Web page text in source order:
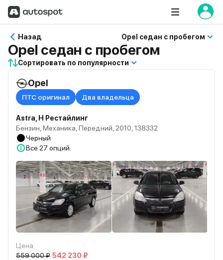
Назад Opel седан с пробегом
Opel седан с пробегом
Сортировать по популярности
Opel
ПТС оригинал Два владельца
Astra, H Рестайлинг
Бензин, Механика, Передний, 2010, 138332
Черный
Все 27 опций
Цена
559 000 ₽ 542 230 ₽